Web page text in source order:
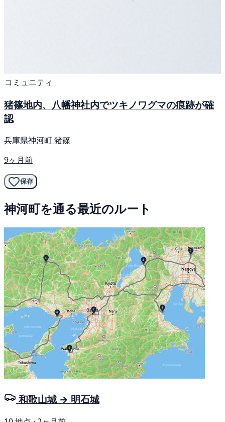
コミュニティ
猪篠地内、八幡神社内でツキノワグマの痕跡が確
認
兵庫県神河町 猪篠
9ヶ月前
保存
神河町を通る最近のルート
和歌山城 → 明石城